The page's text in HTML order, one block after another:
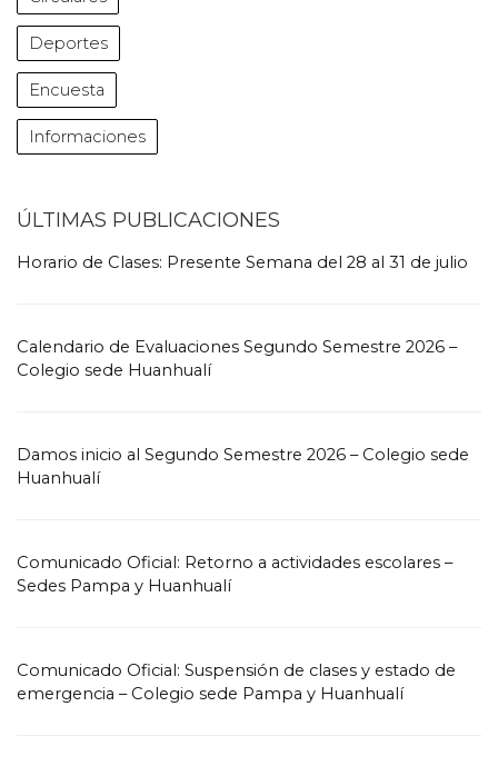
Deportes
Encuesta
Informaciones
ÚLTIMAS PUBLICACIONES
Horario de Clases: Presente Semana del 28 al 31 de julio
Calendario de Evaluaciones Segundo Semestre 2026 –
Colegio sede Huanhualí
Damos inicio al Segundo Semestre 2026 – Colegio sede
Huanhualí
Comunicado Oficial: Retorno a actividades escolares –
Sedes Pampa y Huanhualí
Comunicado Oficial: Suspensión de clases y estado de
emergencia – Colegio sede Pampa y Huanhualí